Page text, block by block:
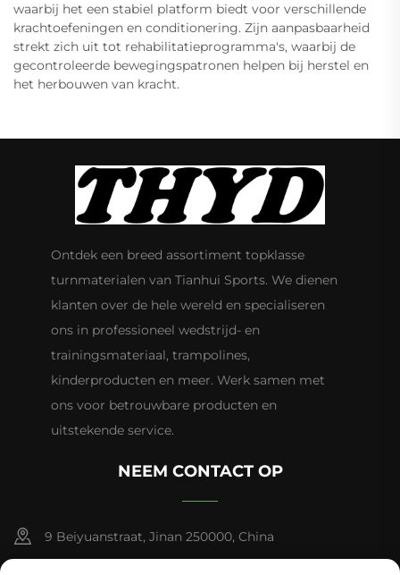
waarbij het een stabiel platform biedt voor verschillende
krachtoefeningen en conditionering. Zijn aanpasbaarheid
strekt zich uit tot rehabilitatieprogramma's, waarbij de
gecontroleerde bewegingspatronen helpen bij herstel en
het herbouwen van kracht.
Ontdek een breed assortiment topklasse
turnmaterialen van Tianhui Sports. We dienen
klanten over de hele wereld en specialiseren
ons in professioneel wedstrijd- en
trainingsmateriaal, trampolines,
kinderproducten en meer. Werk samen met
ons voor betrouwbare producten en
uitstekende service.
NEEM CONTACT OP
9 Beiyuanstraat, Jinan 250000, China